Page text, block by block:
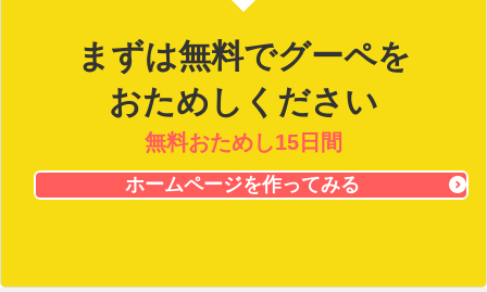
まずは無料でグーペを
おためしください
無料おためし15日間
ホームページを作ってみる